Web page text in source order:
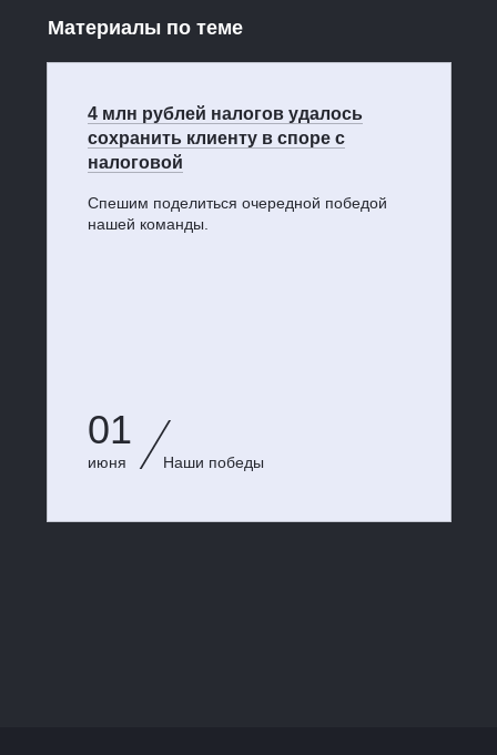
Материалы по теме
4 млн рублей налогов удалось
сохранить клиенту в споре с
налоговой
Спешим поделиться очередной победой
нашей команды.
01
июня Наши победы